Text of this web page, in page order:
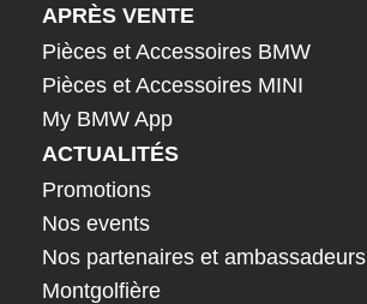
APRÈS VENTE
Pièces et Accessoires BMW
Pièces et Accessoires MINI
My BMW App
ACTUALITÉS
Promotions
Nos events
Nos partenaires et ambassadeurs
Montgolfière